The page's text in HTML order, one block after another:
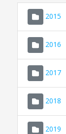
2015
2016
2017
2018
2019